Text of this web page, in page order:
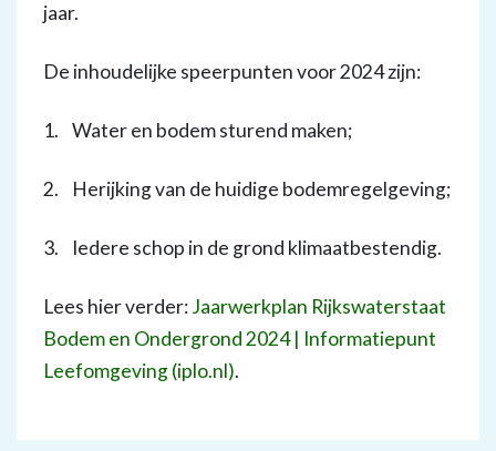
jaar.
De inhoudelijke speerpunten voor 2024 zijn:
1. Water en bodem sturend maken;
2. Herijking van de huidige bodemregelgeving;
3. Iedere schop in de grond klimaatbestendig.
Lees hier verder:Jaarwerkplan Rijkswaterstaat
Bodem en Ondergrond 2024 | Informatiepunt
Leefomgeving (iplo.nl).